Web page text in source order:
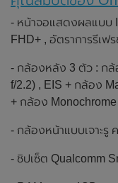
- หน้าจอแสดงผลแบบ
FHD+ , อัตราการรีเฟ
- กล้องหลัง 3 ตัว : กล้
f/2.2) , EIS + กล้อง
+ กล้อง
- กล้องหน้าแบบเจาะรู
- ชิปเซ็ต Qualcomm